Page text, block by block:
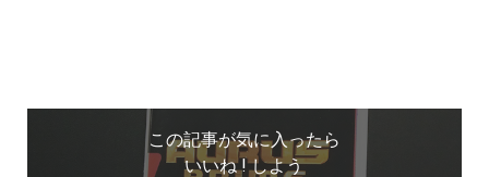
この記事が気に入ったら
いいね ! しよう